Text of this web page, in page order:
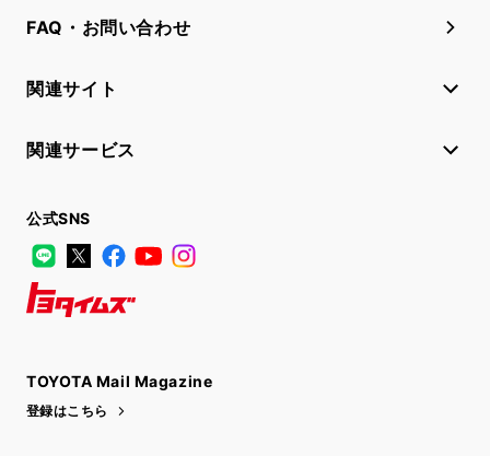
FAQ・お問い合わせ
関連サイト
関連サービス
公式SNS
LINE
X FacebookYouTube
TOYOTA Mail Magazine
登録はこちら